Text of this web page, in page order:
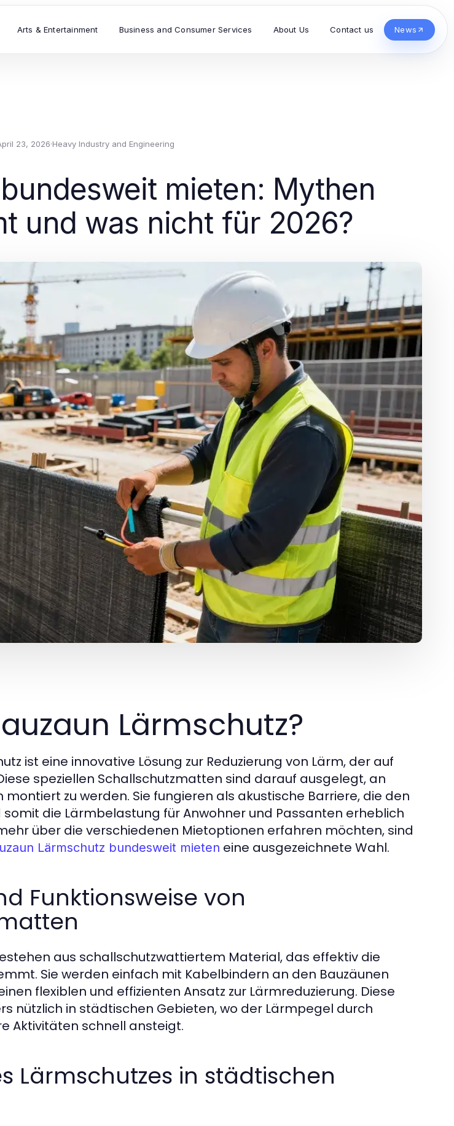
Arts & Entertainment Business and Consumer Services About Us Contact us News
23, 2026·Heavy Industry and Engineering
mieten: Mythen
und was nicht für 2026?
Lärmschutz?
ist eine innovative Lösung zur Reduzierung von Lärm, der auf
speziellen Schallschutzmatten sind darauf ausgelegt, an
zu werden. Sie fungieren als akustische Barriere, die den
die Lärmbelastung für Anwohner und Passanten erheblich
über die verschiedenen Mietoptionen erfahren möchten, sind
Lärmschutz bundesweit mieten eine ausgezeichnete Wahl.
Funktionsweise von
aus schallschutzwattiertem Material, das effektiv die
Sie werden einfach mit Kabelbindern an den Bauzäunen
flexiblen und effizienten Ansatz zur Lärmreduzierung. Diese
nützlich in städtischen Gebieten, wo der Lärmpegel durch
Aktivitäten schnell ansteigt.
Lärmschutzes in städtischen